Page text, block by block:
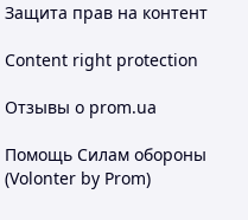
Защита прав на контент
Content right protection
Отзывы о prom.ua
Помощь Силам обороны
(Volonter by Prom)